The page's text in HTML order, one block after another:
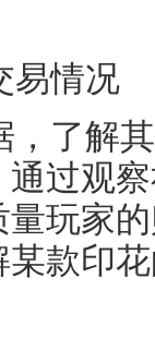
易情况
，了解
过观
玩家
款印